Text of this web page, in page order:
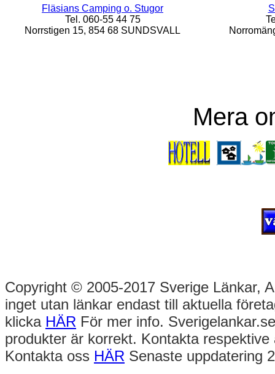
Fläsians Camping o. Stugor
Tel. 060-55 44 75
Norrstigen 15, 854 68 SUNDSVALL
Mera
Copyright © 2005-2017 Sverige Länkar,
inget utan länkar endast till aktuella
klicka HÄR För mer info.
produkter är korrekt. Kontakta
Kontakta oss HÄR Senaste uppdatering